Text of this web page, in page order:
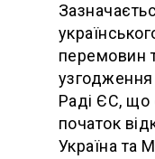
перемовин
узгодження
Раді ЄС, що
початок
Україна та